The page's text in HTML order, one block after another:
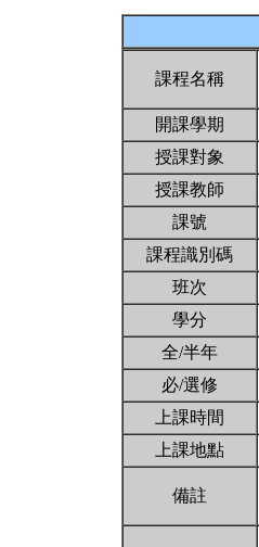
課程名稱
開課學期
授課對象
授課教師
課號
課程識別碼
班次
學分
全/半年
必/選修
上課時間
上課地點
備註